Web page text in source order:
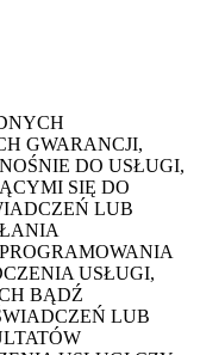
GWARANCJI,
DO USŁUGI,
SIĘ DO
LUB
USŁUGI,
BĄDŹ
LUB